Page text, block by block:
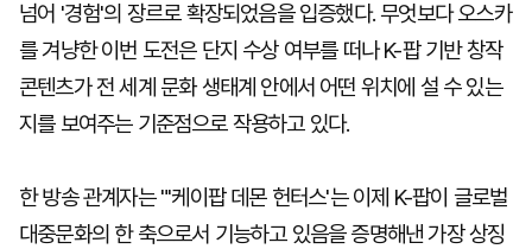
넘어 '경험'의 장르로 확장되었음을 입증했다. 무엇보다 오스카
를 겨냥한 이번 도전은 단지 수상 여부를 떠나 K-팝 기반 창작
콘텐츠가 전 세계 문화 생태계 안에서 어떤 위치에 설 수 있는
지를 보여주는 기준점으로 작용하고 있다.
한 방송 관계자는 "'케이팝 데몬 헌터스'는 이제 K-팝이 글로벌
대중문화의 한 축으로서 기능하고 있음을 증명해낸 가장 상징